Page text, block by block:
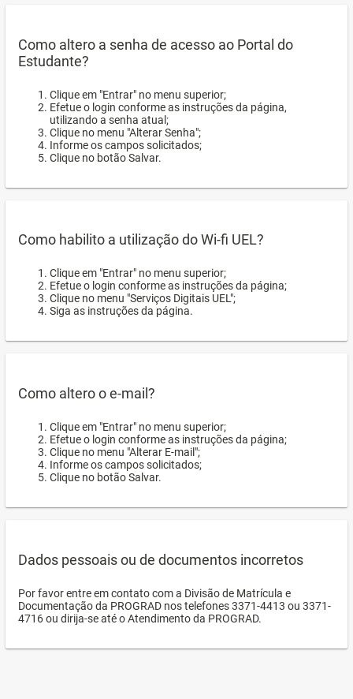
Como altero a senha de acesso ao Portal do
Estudante?
Clique em "Entrar" no menu superior;
Efetue o login conforme as instruções da página,
utilizando a senha atual;
Clique no menu "Alterar Senha";
Informe os campos solicitados;
Clique no botão Salvar.
Como habilito a utilização do Wi-fi UEL?
Clique em "Entrar" no menu superior;
Efetue o login conforme as instruções da página;
Clique no menu "Serviços Digitais UEL";
Siga as instruções da página.
Como altero o e-mail?
Clique em "Entrar" no menu superior;
Efetue o login conforme as instruções da página;
Clique no menu "Alterar E-mail";
Informe os campos solicitados;
Clique no botão Salvar.
Dados pessoais ou de documentos incorretos
Por favor entre em contato com a Divisão de Matrícula e
Documentação da PROGRAD nos telefones 3371-4413 ou 3371-
4716 ou dirija-se até o Atendimento da PROGRAD.